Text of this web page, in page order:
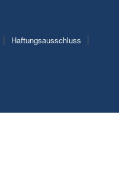
Haftungsausschluss